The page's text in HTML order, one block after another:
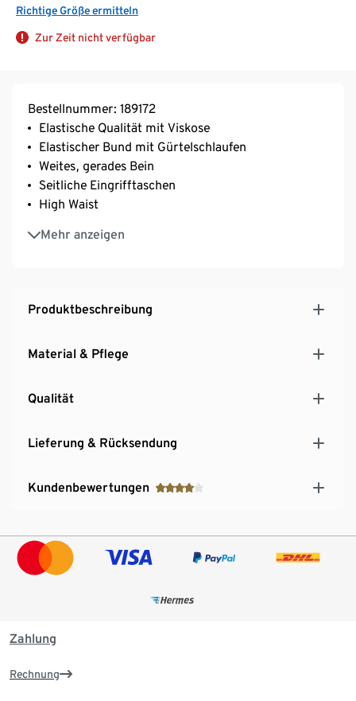
Richtige Größe ermitteln
Zur Zeit nicht verfügbar
Bestellnummer: 189172
Elastische Qualität mit Viskose
Elastischer Bund mit Gürtelschlaufen
Weites, gerades Bein
Seitliche Eingrifftaschen
High Waist
Mehr anzeigen
Vorderseite mit Biese
Mit Elasthan: formbeständig, perfekter Sitz, hoher
Produktbeschreibung
Material & Pflege
Qualität
Lieferung & Rücksendung
Kundenbewertungen
Zahlung
Rechnung